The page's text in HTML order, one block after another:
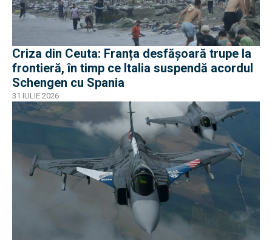
Criza din Ceuta: Franța desfășoară trupe la
frontieră, în timp ce Italia suspendă acordul
Schengen cu Spania
31 IULIE 2026